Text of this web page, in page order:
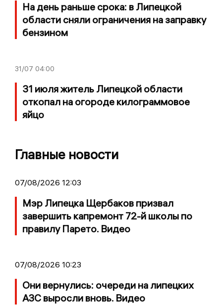
На день раньше срока: в Липецкой
области сняли ограничения на заправку
бензином
31/07 04:00
31 июля житель Липецкой области
откопал на огороде килограммовое
яйцо
Главные новости
07/08/2026 12:03
Мэр Липецка Щербаков призвал
завершить капремонт 72-й школы по
правилу Парето. Видео
07/08/2026 10:23
Они вернулись: очереди на липецких
АЗС выросли вновь. Видео